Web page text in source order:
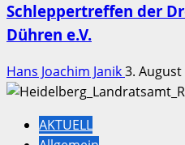
Schleppertreffen der
Dühren e.V.
Hans Joachim Janik3. August
AKTUELL